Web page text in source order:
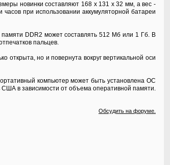
новинки составляют 168 х 131 х 32 мм, а вес -
при использовании аккумуляторной батареи
DDR2 может составлять 512 Мб или 1 Гб. В
пальцев.
открыта, но и повернута вокруг вертикальной оси
компьютер может быть установлена ОС
в зависимости от объема оперативной памяти.
Обсудить на форуме.